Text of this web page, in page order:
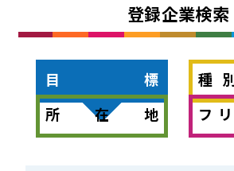
登録企業検索
目標
種
所在地
フ